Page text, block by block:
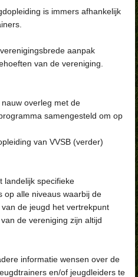
is immers afhankelijk
aanpak
van de vereniging.
overleg met de
samengesteld om op
van VVSB (verder)
landelijk specifieke
op alle niveaus waarbij de
de jeugd het vertrekpunt
de vereniging zijn altijd
informatie wensen over de
en/of jeugdleiders te